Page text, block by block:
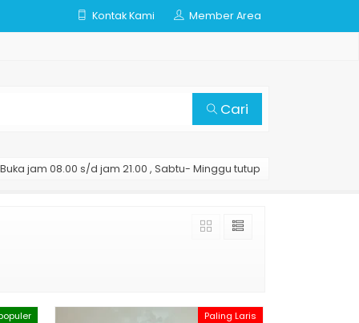
Kontak Kami Member Area
Cari
jam 08.00 s/d jam 21.00 , Sabtu- Minggu tutup
Paling Laris